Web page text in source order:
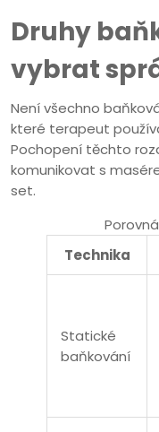
Druhy
vybrat
Není všechno
které terapeut
Pochopení těchto
komunikovat s
set.
Technika
Statické
baňkování